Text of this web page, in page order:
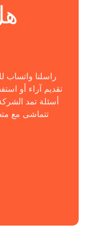
راسلنا واتساب
تقديم آراء أو
أسئلة تمد
تتماشى مع